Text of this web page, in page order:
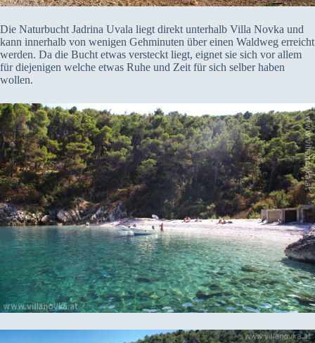
Die Naturbucht Jadrina Uvala liegt direkt unterhalb Villa Novka und
kann innerhalb von wenigen Gehminuten über einen Waldweg erreicht
werden. Da die Bucht etwas versteckt liegt, eignet sie sich vor allem
für diejenigen welche etwas Ruhe und Zeit für sich selber haben
wollen.